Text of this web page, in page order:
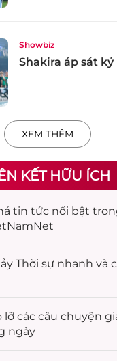
Showbiz
Shakira áp sát kỷ
XEM THÊM
KẾT HỮU ÍCH
tin tức nổi bật
Thời sự nhanh và
các câu chuyện
ngày